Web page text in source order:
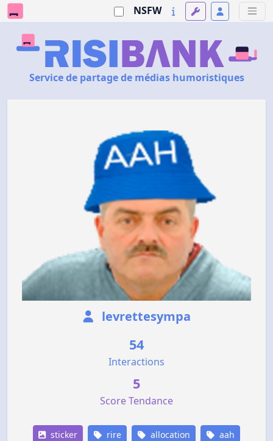
NSFW
Service de partage de médias humoristiques
levrettesympa
54
Interactions
5
Score Tendance
sticker rire allocation aah